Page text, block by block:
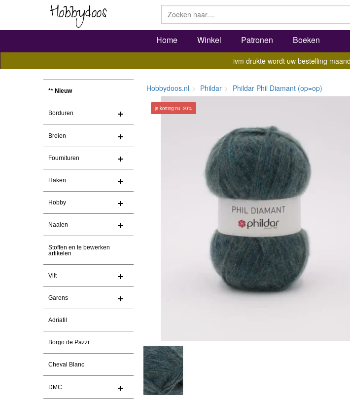
Home Winkel Patronen Boeken
ivm drukte wordt uw bestelling
** Nieuw
Borduren
Breien
Fournituren
Haken
Hobby
Naaien
Stoffen en te bewerken
artikelen
Vilt
Garens
Adriafil
Borgo de Pazzi
Cheval Blanc
DMC
Hobbydoos.nl Phildar Phildar Phil Diamant (op=op)
je korting nu -20%